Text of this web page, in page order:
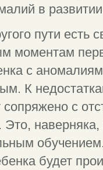
в
пути есть
моментам
с
К
сопряжено с
будет